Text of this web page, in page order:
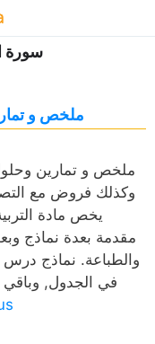
سورة
ملخص و
ملخص و تمارين
يخص مادة
مقدمة بعدة نماذج
والطباعة. نماذج
في الجدول, وباقي